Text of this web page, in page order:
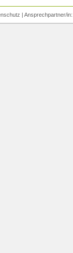
| Ansprechpartner/